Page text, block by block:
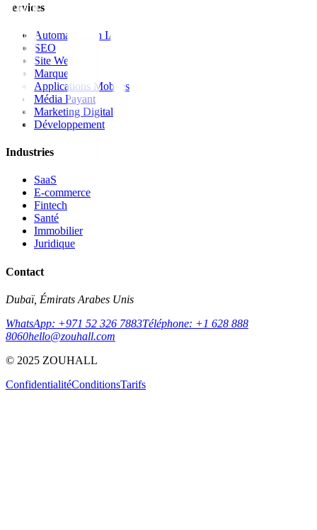
Services
Automatisation IA
SEO
Site Web
Marque
Applications Mobiles
Média Payant
Marketing Digital
Développement
Industries
SaaS
E-commerce
Fintech
Santé
Immobilier
Juridique
Contact
Dubaï, Émirats Arabes Unis
WhatsApp: +971 52 326 7883Téléphone: +1 628 888
8060hello@zouhall.com
© 2025 ZOUHALL
ConfidentialitéConditionsTarifs